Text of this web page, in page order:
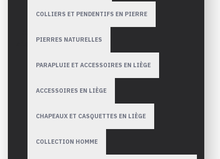
COLLIERS ET PENDENTIFS EN PIERRE
PIERRES NATURELLES
PARAPLUIE ET ACCESSOIRES EN LIÈGE
ACCESSOIRES EN LIÈGE
CHAPEAUX ET CASQUETTES EN LIÈGE
COLLECTION HOMME
sécurisés Paypal ou
simple et
toutes les
cryptés.